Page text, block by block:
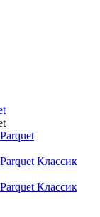
Классик
Классик